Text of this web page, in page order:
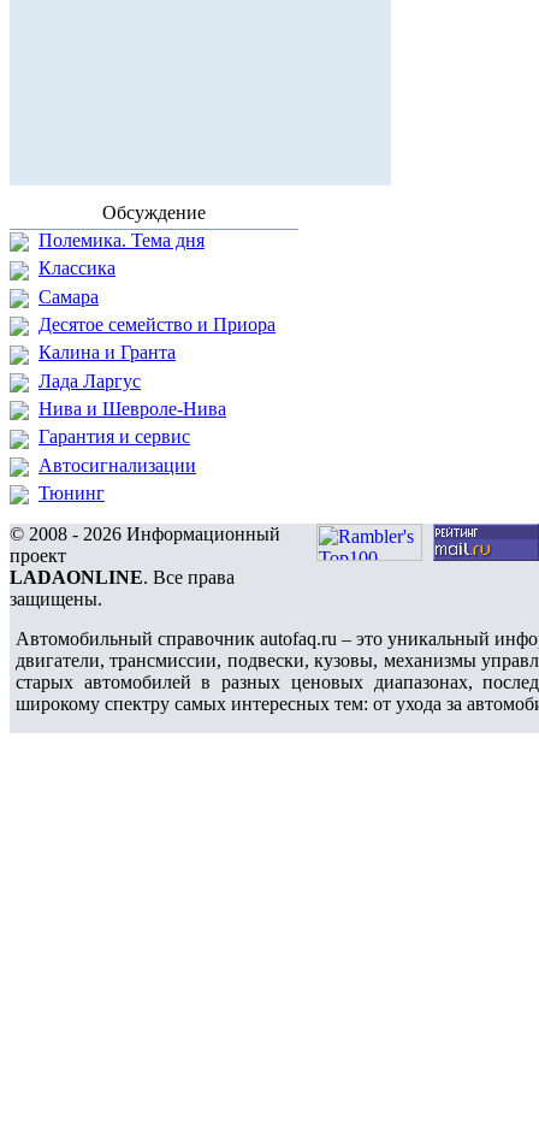
Обсуждение
Полемика. Тема дня
Классика
Самара
Десятое семейство и Приора
Калина и Гранта
Лада Ларгус
Нива и Шевроле-Нива
Гарантия и сервис
Автосигнализации
Тюнинг
© 2008 - 2026 Информационный
проект
LADAONLINE. Все права
защищены.
Автомобильный справочник autofaq.ru – это уникальный
двигатели, трансмиссии, подвески, кузовы, механизмы
старых автомобилей в разных ценовых диапазонах,
широкому спектру самых интересных тем: от ухода за